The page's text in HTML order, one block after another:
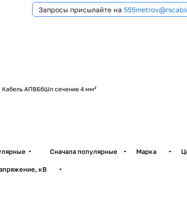
Запросы присылайте на
Кабель АПВБбШп сечение 4 мм²
Сначала популярные Марка
кВ